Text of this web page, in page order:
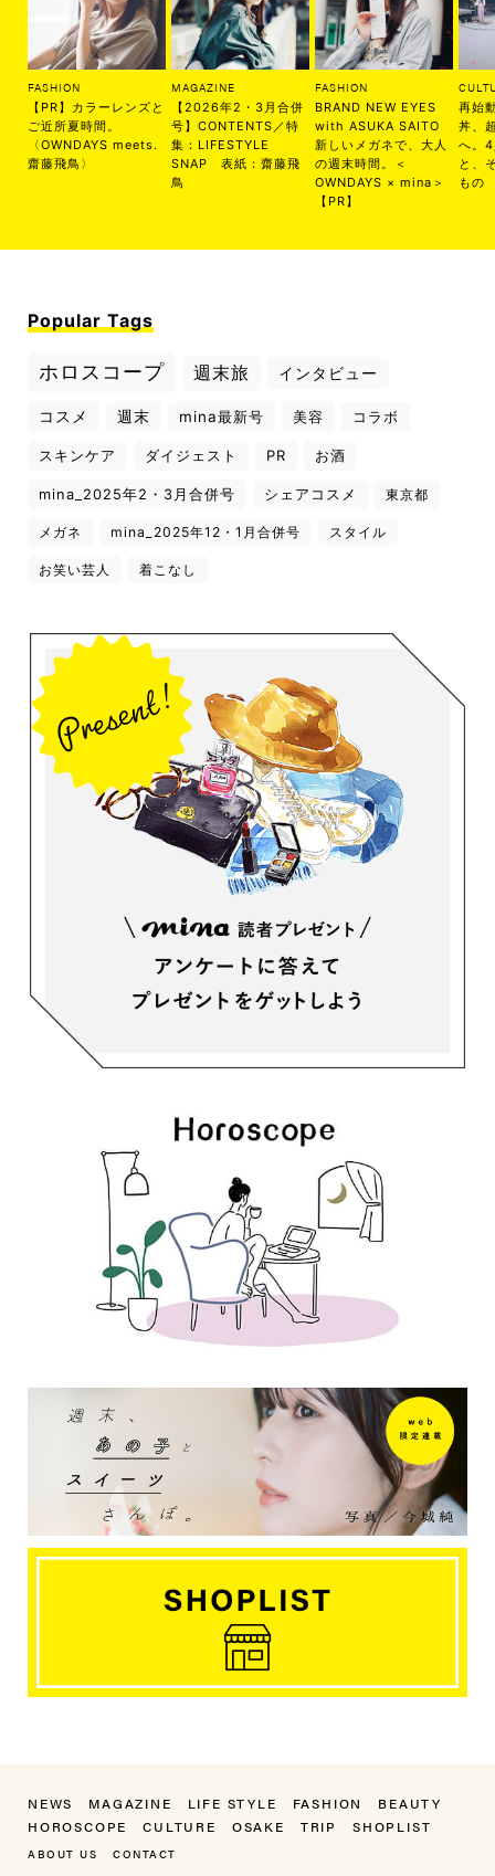
FASHION
【PR】カラーレンズと
ご近所夏時間。
〈OWNDAYS meets.
齋藤飛鳥〉
MAGAZINE
【2026年2・3月合併
号】CONTENTS／特
集：LIFESTYLE
SNAP 表紙：齋藤飛
鳥
FASHION
BRAND NEW EYES
with ASUKA SAITO
新しいメガネで、大人
の週末時間。＜
OWNDAYS × mina＞
【PR】
再始
丼、
へ。
と、
もの
Popular Tags
ホロスコープ 週末旅 インタビュー
コスメ 週末 mina最新号 美容 コラボ
スキンケア ダイジェスト PR お酒
mina_2025年2・3月合併号 シェアコスメ 東京都
メガネ mina_2025年12・1月合併号 スタイル
お笑い芸人 着こなし
NEWS MAGAZINE LIFE STYLE FASHION
BEAUTY
HOROSCOPE
CULTURE OSAKE TRIP SHOPLIST
ABOUT US CONTACT